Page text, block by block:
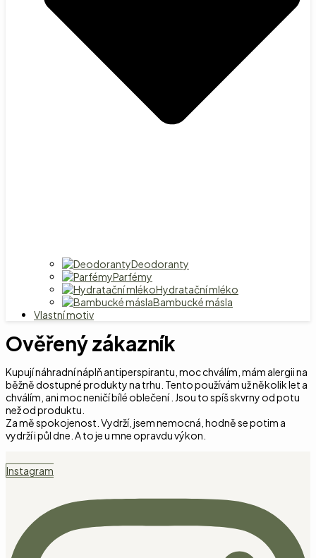
Deodoranty
Parfémy
Hydratační mléko
Bambucké másla
Vlastní motiv
Ověřený zákazník
Kupují náhradní náplň antiperspirantu, moc chválím, mám alergii na
běžně dostupné produkty na trhu. Tento používám už několik let a
chválím, ani moc neničí bílé oblečení . Jsou to spíš skvrny od potu
než od produktu.
Za mě spokojenost. Vydrží, jsem nemocná, hodně se potim a
vydrží i půl dne. A to je u mne opravdu výkon.
Instagram